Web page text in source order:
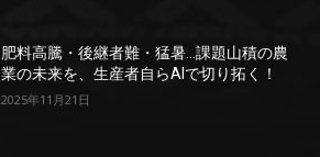
肥料高騰・後継者難・猛暑…課題山積の農
業の未来を、生産者自らAIで切り拓く！
2025年11月21日